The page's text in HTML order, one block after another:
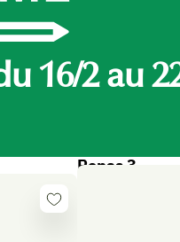
16/2 au
Repas 3